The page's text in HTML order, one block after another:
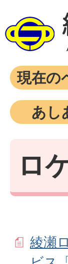
現在の
あし
ロ
綾瀬